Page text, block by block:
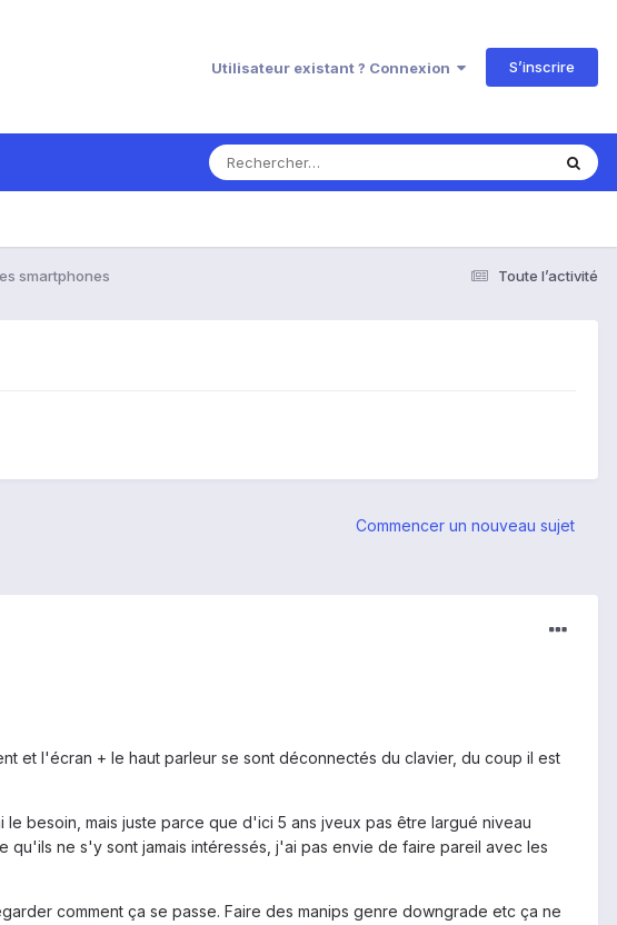
Utilisateur existant ? Connexion S’inscrire
Toute l’activité
smartphones
Commencer un nouveau sujet
et l'écran + le haut parleur se sont déconnectés du clavier, du coup il est
besoin, mais juste parce que d'ici 5 ans jveux pas être largué niveau
ne s'y sont jamais intéressés, j'ai pas envie de faire pareil avec les
comment ça se passe. Faire des manips genre downgrade etc ça ne